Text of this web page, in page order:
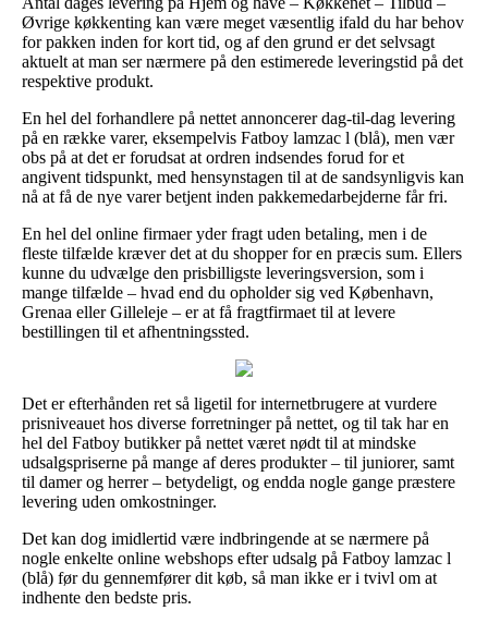
Øvrige køkkenting kan være meget væsentlig ifald du har behov
for pakken inden for kort tid, og af den grund er det selvsagt
aktuelt at man ser nærmere på den estimerede leveringstid på det
respektive produkt.
En hel del forhandlere på nettet annoncerer dag-til-dag levering
på en række varer, eksempelvis Fatboy lamzac l (blå), men vær
obs på at det er forudsat at ordren indsendes forud for et
angivent tidspunkt, med hensynstagen til at de sandsynligvis kan
nå at få de nye varer betjent inden pakkemedarbejderne får fri.
En hel del online firmaer yder fragt uden betaling, men i de
fleste tilfælde kræver det at du shopper for en præcis sum. Ellers
kunne du udvælge den prisbilligste leveringsversion, som i
mange tilfælde – hvad end du opholder sig ved København,
Grenaa eller Gilleleje – er at få fragtfirmaet til at levere
bestillingen til et afhentningssted.
Det er efterhånden ret så ligetil for internetbrugere at vurdere
prisniveauet hos diverse forretninger på nettet, og til tak har en
hel del Fatboy butikker på nettet været nødt til at mindske
udsalgspriserne på mange af deres produkter – til juniorer, samt
til damer og herrer – betydeligt, og endda nogle gange præstere
levering uden omkostninger.
Det kan dog imidlertid være indbringende at se nærmere på
nogle enkelte online webshops efter udsalg på Fatboy lamzac l
(blå) før du gennemfører dit køb, så man ikke er i tvivl om at
indhente den bedste pris.